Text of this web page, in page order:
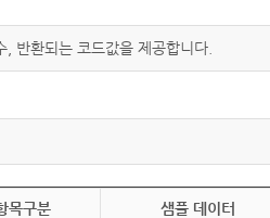
반환되는 코드값을 제공합니다.
목구분 샘플 데이터